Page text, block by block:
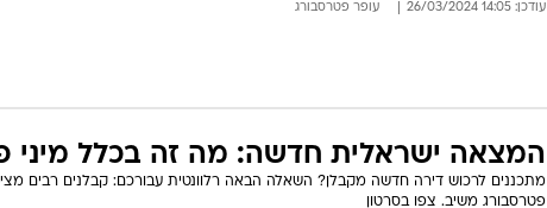
עודכן: 14:05 26/03/2024 עופר פטרסבורג
המצאה ישראלית חדשה: מה זה בכלל מיני
מתכננים לרכוש דירה חדשה מקבלן? השאלה הבאה רלוונטית עבורכם: קבלנים רבים
פטרסבורג משיב. צפו בסרטון